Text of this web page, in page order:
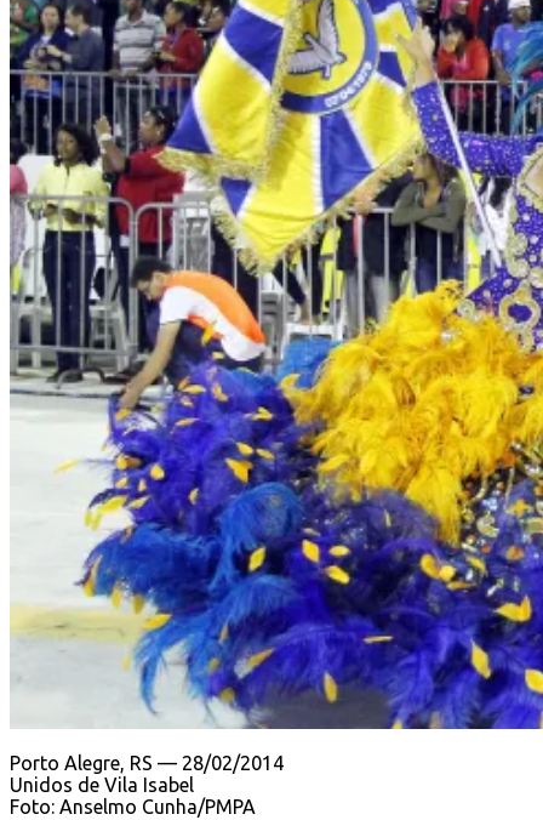
Porto Alegre, RS — 28/02/2014
Unidos de Vila Isabel
Foto: Anselmo Cunha/PMPA